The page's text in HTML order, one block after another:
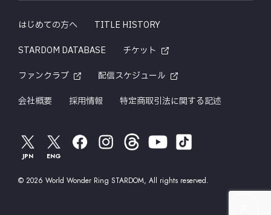
はじめての方へ
TITLE HISTORY
STARDOM DATABASE
チケット
ファンクラブ
配信スケジュール
会社概要
採用情報 特定商取引法に関する記述
JPN ENG
© 2026 World Wonder Ring STARDOM, All rights reserved.